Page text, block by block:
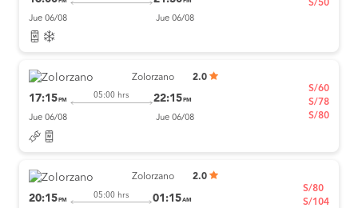
PM PM
Jue 06/08 Jue 06/08
S/50
Zolorzano 2.0
17:15PM
05:00 hrs 22:15PM
Jue 06/08 Jue 06/08
S/60
S/78
S/80
Zolorzano 2.0
20:15 PM
05:00 hrs 01:15AM
S/80
S/104